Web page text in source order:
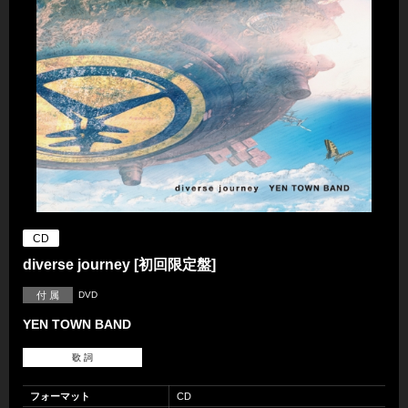
CD
diverse journey [初回限定盤]
付 属 DVD
YEN TOWN BAND
歌 詞
フォーマット
CD